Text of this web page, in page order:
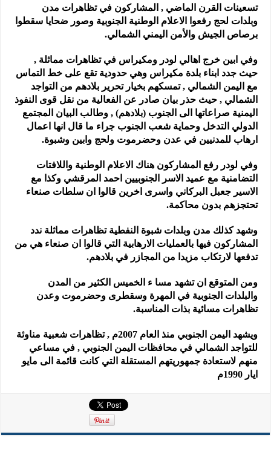
تسعينات القرن الماضي , المشاركون في تظاهرات مدن
وبلدات لحج رفعوا الاعلام الوطنية الجنوبية وصور ضحايا سقطوا
برصاص الجيش والأمن اليمني الشمالي.
وفي ابين خرج اهالي لودر ومكيراس في تظاهرات مماثلة ,
حيث جدد ابناء بلدة مكيراس وهي حدودية تقع على خط التماس
مع اليمن الشمالي , تمسكهم بخيار تحرير بلادهم من التواجد
الشمالي , حيث حذر بيان صادر عن الفعالية من نقل قوى النفوذ
اليمنية صراعاتها الى الجنوب (بلادهم) , وطالب البيان المجتمع
الدولي التدخل وحماية شعب الجنوب جراء ما قال انها اعمال
ارهاب للمدنيين في عدن وحضرموت ولحج وابين وشبوة.
وفي لودر رفع المشاركون هناك الاعلام الوطنية واللافتات
التضامنية مع عميد الاسر الجنوبيين احمد المرقشي وكذا مع
الاسير جعبل البركاني واسرى اخرين قالوا ان سلطات صنعاء
تحتجزهم بدون محاكمة.
وشهد كذلك مدن وبلدات شبوة النفطية تظاهرات مماثلة ندد
المشاركون فيها بالعمليات الارهابية التي قالوا ان صنعاء هي من
تدفعها لارتكاب مزيدا من المجازر في بلادهم.
ومن المتوقع ان تشهد مسا ء الخميس الكثير من المدن
والبلدات الجنوبية في المهرة وسقطرى وحضرموت وعدن
تظاهرات مسائية بذات المناسبة.
ويشهد اليمن الجنوبي منذ العام 2007م , تظاهرات شعبية مناوئة
للتواجد الشمالي في محافظات اليمن الجنوبي , في مساعي
منهم لاستعادة جمهوريتهم المستقلة التي كانت قائمة الى مايو
ايار 1990م